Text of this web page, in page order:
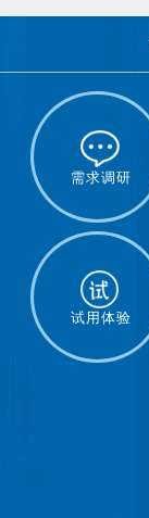
需求调研
试用体验